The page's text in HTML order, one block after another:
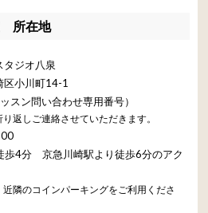
所在地
タジオ八泉
区小川町14-1
スン問い合わせ専用番号）
返しご連絡させていただきます。
00
歩4分 京急川崎駅より徒歩6分のアク
隣のコインパーキングをご利用くださ